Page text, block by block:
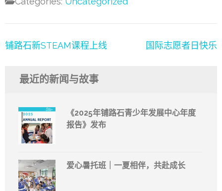
文
铺路石新STEAM课程上线 国际志愿者日快乐
最近的新闻与故事
《2025年铺路石青少年发展中心年度
报告》发布
爱心暑托班｜一夏相伴，共赴成长